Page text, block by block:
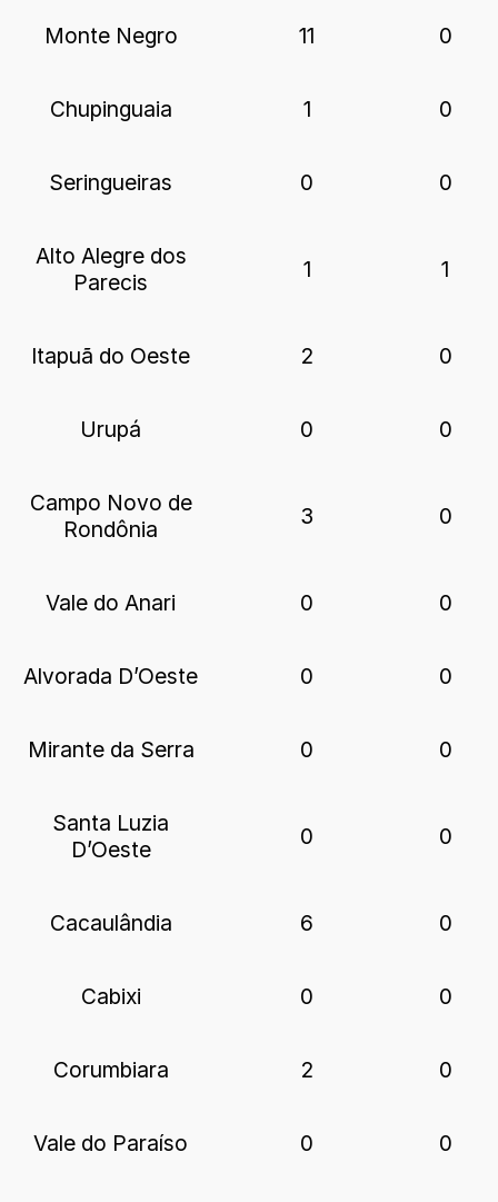
Monte Negro 11 0
Chupinguaia 1 0
Seringueiras 0 0
Alto Alegre dos
Parecis
1 1
Itapuã do Oeste 2 0
Urupá 0 0
Campo Novo de
Rondônia
3 0
Vale do Anari 0 0
Alvorada D’Oeste 0 0
Mirante da Serra 0 0
Santa Luzia
D’Oeste
0 0
Cacaulândia 6 0
Cabixi 0 0
Corumbiara 2 0
Vale do Paraíso 0 0